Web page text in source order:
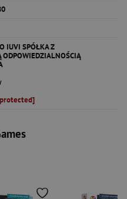
IUVI SPÓŁKA Z
ODPOWIEDZIALNOŚCIĄ